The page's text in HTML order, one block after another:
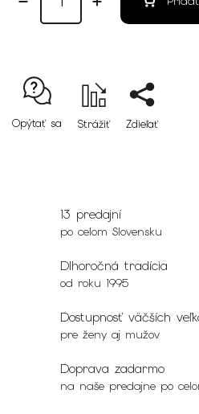
Opýtať sa Strážiť Zdieľať
13 predajní
po celom Slovensku
Dlhoročná tradícia
od roku 1995
Dostupnosť väčších
pre ženy aj mužov
Doprava zadarmo
na naše predajne po